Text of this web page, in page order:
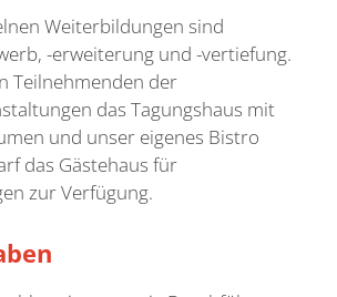
Weiterbildungen sind
-erweiterung und -vertiefung.
Teilnehmenden der
das Tagungshaus mit
und unser eigenes Bistro
das Gästehaus für
zur Verfügung.